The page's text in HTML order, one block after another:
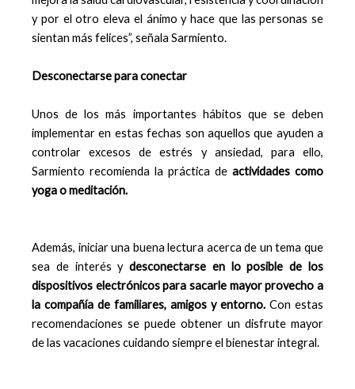
y por el otro eleva el ánimo y hace que las personas se
sientan más felices”, señala Sarmiento.
Desconectarse para conectar
Unos de los más importantes hábitos que se deben
implementar en estas fechas son aquellos que ayuden a
controlar excesos de estrés y ansiedad, para ello,
Sarmiento recomienda la práctica de actividades como
yoga o meditación.
Además, iniciar una buena lectura acerca de un tema que
sea de interés ydesconectarse en lo posible de los
dispositivos electrónicos para sacarle mayor provecho a
la compañía de familiares, amigos y entorno. Con estas
recomendaciones se puede obtener un disfrute mayor
de las vacaciones cuidando siempre el bienestar integral.